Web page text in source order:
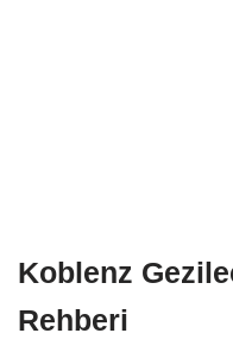
Koblenz
Rehberi